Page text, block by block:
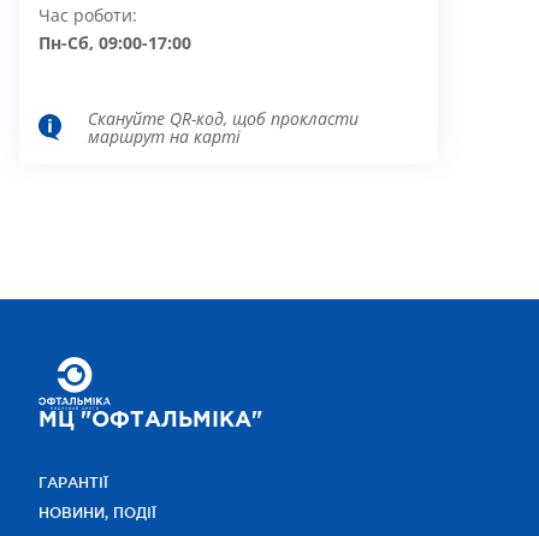
Час роботи:
Пн-Сб, 09:00-17:00
Скануйте QR-код, щоб прокласти
маршрут на карті
МЦ "ОФТАЛЬМІКА"
ГАРАНТІЇ
НОВИНИ, ПОДІЇ